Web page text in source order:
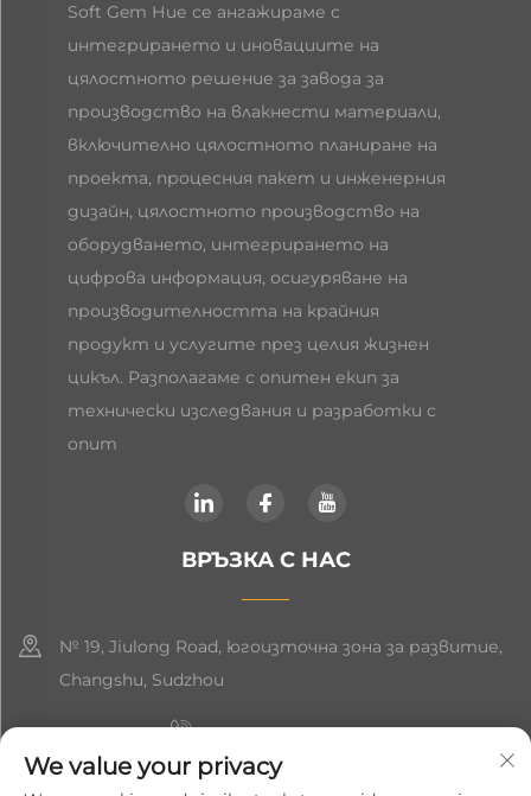
Soft Gem Ние се ангажираме с
интегрирането и иновациите на
цялостното решение за завода за
производство на влакнести материали,
включително цялостното планиране на
проекта, процесния пакет и инженерния
дизайн, цялостното производство на
оборудването, интегрирането на
цифрова информация, осигуряване на
производителността на крайния
продукт и услугите през целия жизнен
цикъл. Разполагаме с опитен екип за
технически изследвания и разработки с
опит
ВРЪЗКА С НАС
№ 19, Jiulong Road, югоизточна зона за развитие,
Changshu, Sudzhou
+86-19906239903
[email protected]
We value your privacy